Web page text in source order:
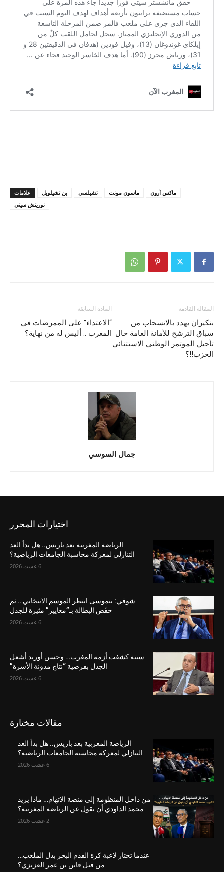
علامات بن تشيلويل تشيلسي ماسون مونت
ماكس آرون
نوريتش سيتي
المادة السابقة
“الاعتداء” على الممرضات في
المغرب .. أليس له من نهاية؟
المقالة القادمة
بنكيران يهدد بالانسحاب من
سباق الترشح للأمانة العامة حال
تأجيل المؤتمر الوطني الاستثنائي
الحزب!!؟
جمال السوسي
اختيارات المحرر
الرياضة المغربية بعد باريس.. هل بدأ العد
التنازلي لمعركة محاسبة الجامعات الرياضية؟
6 غشت 2026
شوقي: بنموسى انتظر الموسم الانتخابي… ثم
خفّض البطالة بـ”معايير” مثيرة للجدل
6 غشت 2026
سبتة كشفت أزمة المغرب… وحسن أوريد أشعل
الجدل بفرضية “نتاج مدونة الأسرة”
6 غشت 2026
مقالات مختارة
الرياضة المغربية بعد باريس.. هل بدأ العد
التنازلي لمعركة محاسبة الجامعات الرياضية؟
6 غشت 2026
من داخل المنظومة إلى منصة الاتهام… ماذا يريد
محمد الداودي أن يقول عن الرياضة المغربية؟
2 غشت 2026
عندما تختار لاعبة كرة القدم البحر بدل الملعب…
من قتل فاتن بن عمر العزيزي؟